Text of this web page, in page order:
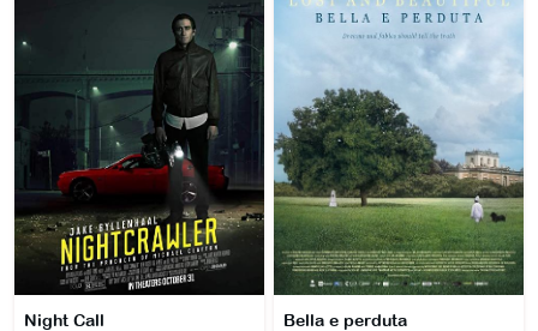
Night Call Bella e perduta